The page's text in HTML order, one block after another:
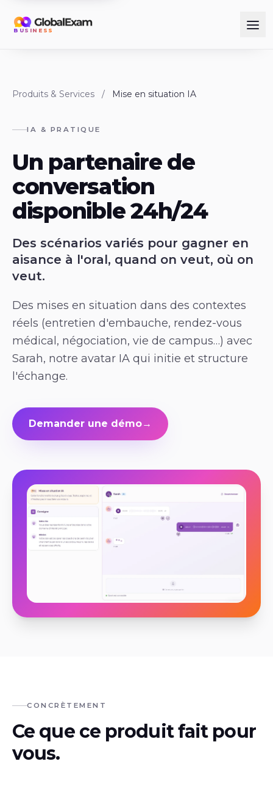
BUSINESS
Produits & Services / Mise en situation IA
IA & PRATIQUE
Un partenaire de
conversation
disponible 24h/24
Des scénarios variés pour gagner en
aisance à l'oral, quand on veut, où on
veut.
Des mises en situation dans des contextes
réels (entretien d'embauche, rendez-vous
médical, négociation, vie de campus…) avec
Sarah, notre avatar IA qui initie et structure
l'échange.
Demander une démo→
CONCRÈTEMENT
Ce que ce produit fait pour
vous.